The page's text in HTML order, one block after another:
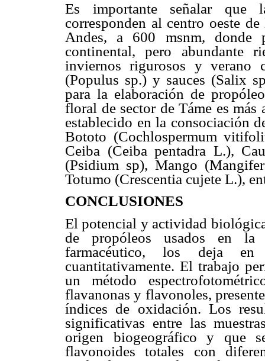
Es importante señalar que
corresponden al centro oeste
Andes, a 600 msnm, donde
continental, pero abundante
inviernos rigurosos y verano
(Populus sp.) y sauces (Salix
para la elaboración de
floral de sector de Táme es
establecido en la consociación
Bototo (Cochlospermum
Ceiba (Ceiba pentadra L.),
(Psidium sp), Mango
Totumo (Crescentia cujete L.),
CONCLUSIONES
El potencial y actividad
de propóleos usados en la
farmacéutico, los deja en
cuantitativamente. El trabajo
un método
flavanonas y flavonoles,
índices de oxidación. Los
significativas entre las
origen biogeográfico y que
flavonoides totales con